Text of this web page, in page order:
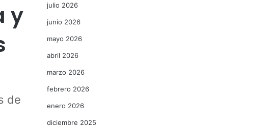
y
de
julio 2026
junio 2026
mayo 2026
abril 2026
marzo 2026
febrero 2026
enero 2026
diciembre 2025